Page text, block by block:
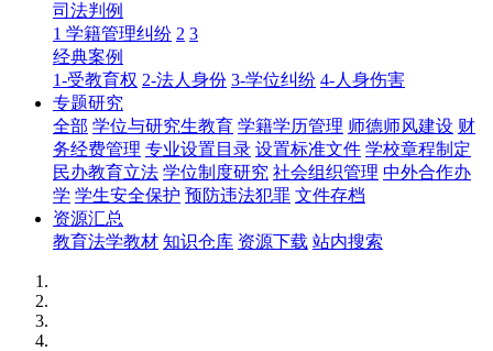
司法判例
1 学籍管理纠纷 2 3
经典案例
1-受教育权 2-法人身份 3-学位纠纷 4-人身伤害
专题研究
全部 学位与研究生教育 学籍学历管理 师德师风建设 财
务经费管理 专业设置目录 设置标准文件 学校章程制定
民办教育立法 学位制度研究 社会组织管理 中外合作办
学 学生安全保护 预防违法犯罪 文件存档
资源汇总
教育法学教材 知识仓库 资源下载 站内搜索